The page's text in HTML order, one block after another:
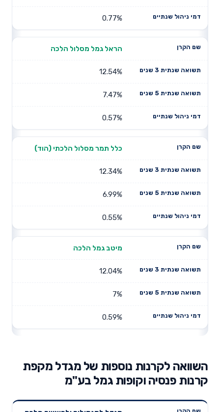
0.77%
הראל גמל מסלול הלכה
12.54%
7.47%
0.57%
כלל תמר מסלול הלכתי (הוד)
12.34%
6.99%
0.55%
מיטב גמל הלכה
12.04%
7%
0.59%
השוואה לקרנות נוספות של מגדל מקפת
קרנות פנסיה וקופות גמל בע"מ